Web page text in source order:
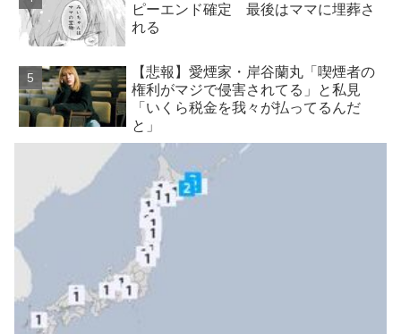
ピーエンド確定 最後はママに埋葬さ
れる
【悲報】愛煙家・岸谷蘭丸「喫煙者の
権利がマジで侵害されてる」と私見
「いくら税金を我々が払ってるんだ
と」